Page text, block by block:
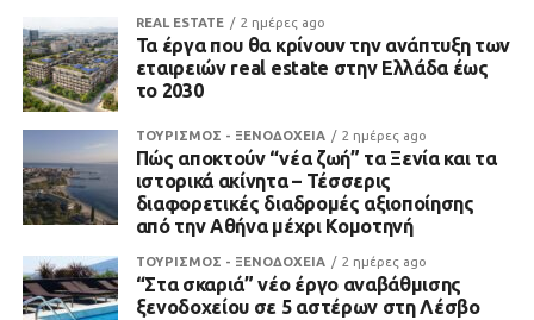
REAL ESTATE 2 ημέρες ago
Τα έργα που θα κρίνουν την ανάπτυξη των
εταιρειών real estate στην Ελλάδα έως
το 2030
ΤΟΥΡΙΣΜΟΣ - ΞΕΝΟΔΟΧΕΙΑ 2 ημέρες ago
Πώς αποκτούν “νέα ζωή” τα Ξενία και τα
ιστορικά ακίνητα – Τέσσερις
διαφορετικές διαδρομές αξιοποίησης
από την Αθήνα μέχρι Κομοτηνή
ΤΟΥΡΙΣΜΟΣ - ΞΕΝΟΔΟΧΕΙΑ 2 ημέρες ago
“Στα σκαριά” νέο έργο αναβάθμισης
ξενοδοχείου σε 5 αστέρων στη Λέσβο